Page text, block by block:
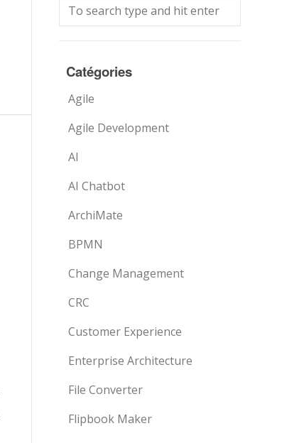
Catégories
Agile
Agile Development
AI
AI Chatbot
ArchiMate
BPMN
Change Management
CRC
Customer Experience
Enterprise Architecture
File Converter
Flipbook Maker